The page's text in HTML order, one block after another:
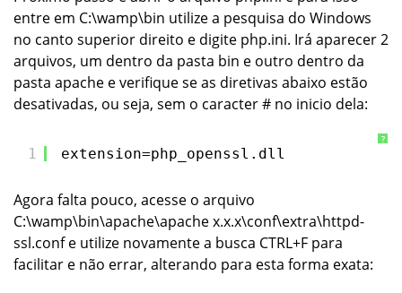
entre em C:\wamp\bin utilize a pesquisa do Windows
no canto superior direito e digite php.ini. Irá aparecer 2
arquivos, um dentro da pasta bin e outro dentro da
pasta apache e verifique se as diretivas abaixo estão
desativadas, ou seja, sem o caracter # no inicio dela:
?
1 extension=php_openssl.dll
Agora falta pouco, acesse o arquivo
C:\wamp\bin\apache\apache x.x.x\conf\extra\httpd-
ssl.confe utilize novamente a busca CTRL+F para
facilitar e não errar, alterando para esta forma exata: